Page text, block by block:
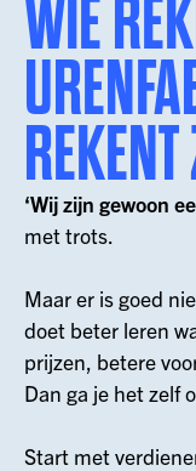
WIE
‘Wij zijn gewoon
met trots.
Maar er is goed
doet beter leren
prijzen, betere
Dan ga je het zelf
Start met